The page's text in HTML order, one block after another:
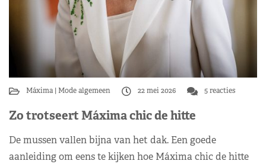
Máxima Mode algemeen 22 mei 2026 5 reacties
Zo trotseert Máxima chic de hitte
De mussen vallen bijna van het dak. Een goede
aanleiding om eens te kijken hoe Máxima chic de hitte